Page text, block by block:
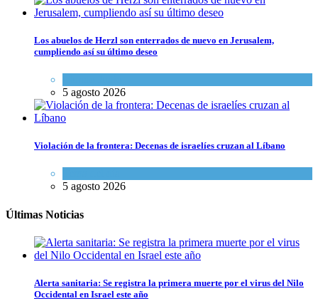
Los abuelos de Herzl son enterrados de nuevo en Jerusalem,
cumpliendo así su último deseo
5 agosto 2026
Violación de la frontera: Decenas de israelíes cruzan al Líbano
5 agosto 2026
Últimas Noticias
Alerta sanitaria: Se registra la primera muerte por el virus del Nilo
Occidental en Israel este año